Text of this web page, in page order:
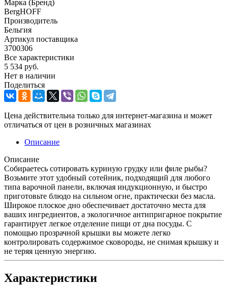
Марка (Бренд)
BergHOFF
Производитель
Бельгия
Артикул поставщика
3700306
Все характеристики
5 534 руб.
Нет в наличии
Поделиться
Цена действительна только для интернет-магазина и может
отличаться от цен в розничных магазинах
Описание
Описание
Собираетесь сотировать куриную грудку или филе рыбы?
Возьмите этот удобный сотейник, подходящий для любого
типа варочной панели, включая индукционную, и быстро
приготовьте блюдо на сильном огне, практически без масла.
Широкое плоское дно обеспечивает достаточно места для
ваших ингредиентов, а экологичное антипригарное покрытие
гарантирует легкое отделение пищи от дна посуды. С
помощью прозрачной крышки вы можете легко
контролировать содержимое сковороды, не снимая крышку и
не теряя ценную энергию.
Характеристики